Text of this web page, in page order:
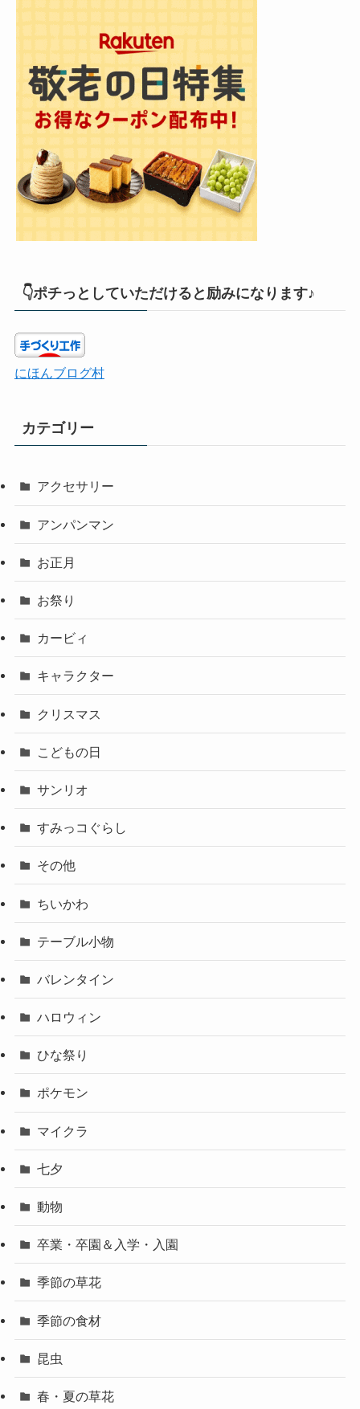
👇ポチっとしていただけると励みになります♪
にほんブログ村
カテゴリー
アクセサリー
アンパンマン
お正月
お祭り
カービィ
キャラクター
クリスマス
こどもの日
サンリオ
すみっコぐらし
その他
ちいかわ
テーブル小物
バレンタイン
ハロウィン
ひな祭り
ポケモン
マイクラ
七夕
動物
卒業・卒園＆入学・入園
季節の草花
季節の食材
昆虫
春・夏の草花